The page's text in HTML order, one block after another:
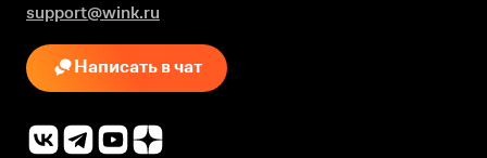
support@wink.ru
Написать в чат